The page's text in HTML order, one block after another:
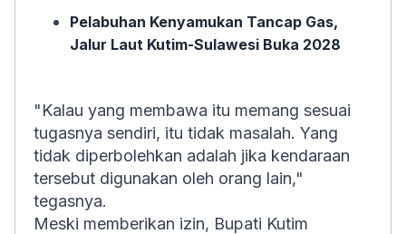
Pelabuhan Kenyamukan Tancap Gas,
Jalur Laut Kutim-Sulawesi Buka 2028
"Kalau yang membawa itu memang sesuai
tugasnya sendiri, itu tidak masalah. Yang
tidak diperbolehkan adalah jika kendaraan
tersebut digunakan oleh orang lain,"
tegasnya.
Meski memberikan izin, Bupati Kutim